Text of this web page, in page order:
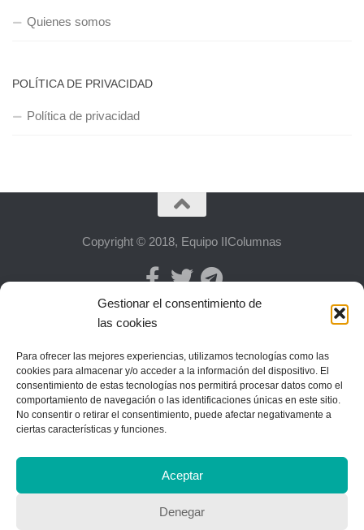
Gestionar el consentimiento de
las cookies
Para ofrecer las mejores experiencias, utilizamos tecnologías como las
cookies para almacenar y/o acceder a la información del dispositivo. El
consentimiento de estas tecnologías nos permitirá procesar datos como el
comportamiento de navegación o las identificaciones únicas en este sitio.
No consentir o retirar el consentimiento, puede afectar negativamente a
ciertas características y funciones.
Aceptar
Denegar
Quienes somos
POLÍTICA DE PRIVACIDAD
Política de privacidad
Copyright © 2018, Equipo IIColumnas